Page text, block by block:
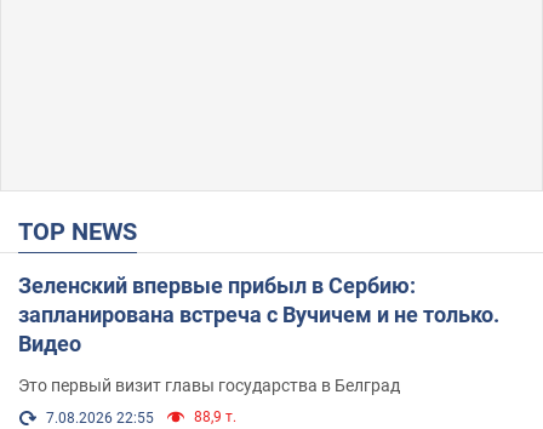
TOP NEWS
Зеленский впервые прибыл в Сербию:
запланирована встреча с Вучичем и не только.
Видео
Это первый визит главы государства в Белград
7.08.2026 22:55 88,9 т.